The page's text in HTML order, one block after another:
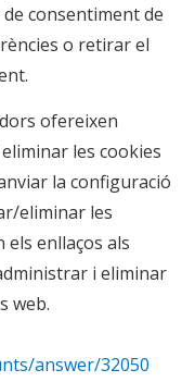
consentiment de
o retirar el
ofereixen
les cookies
la configuració
eliminar les
els enllaços als
i eliminar
web.
answer/32050